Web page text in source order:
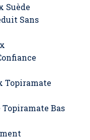
Suède
Sans
Topiramate
Bas